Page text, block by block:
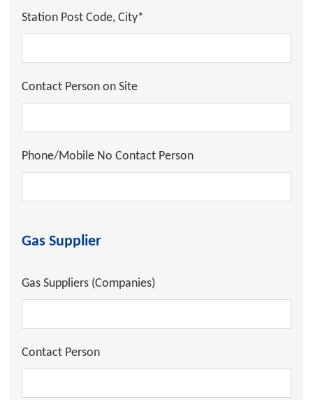
Station Post Code, City*
Contact Person on Site
Phone/Mobile No Contact Person
Gas Supplier
Gas Suppliers (Companies)
Contact Person